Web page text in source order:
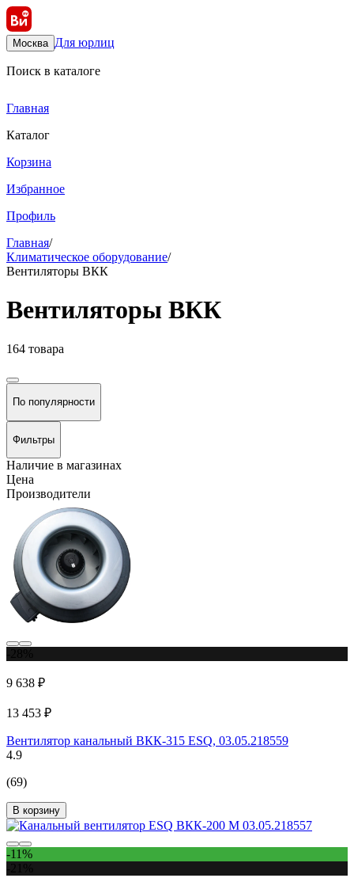
Москва Для юрлиц
Поиск в каталоге
Главная
Каталог
Корзина
Избранное
Профиль
Главная/
Климатическое оборудование/
Вентиляторы ВКК
Вентиляторы ВКК
164 товара
По популярности
Фильтры
Наличие в магазинах
Цена
Производители
9 638 ₽
13 453 ₽
Вентилятор канальный ВКК-315 ESQ, 03.05.218559
4.9
(69)
В корзину
-11%